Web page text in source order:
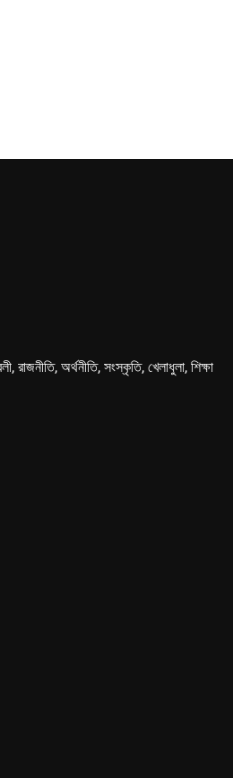
অর্থনীতি, সংস্কৃতি, খেলাধুলা, শিক্ষা